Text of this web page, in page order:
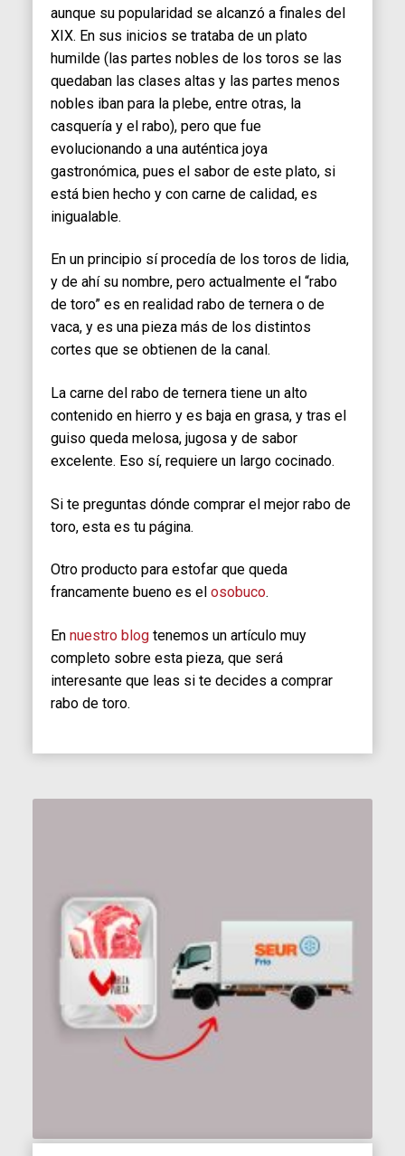
aunque su popularidad se alcanzó a finales del
XIX. En sus inicios se trataba de un plato
humilde (las partes nobles de los toros se las
quedaban las clases altas y las partes menos
nobles iban para la plebe, entre otras, la
casquería y el rabo), pero que fue
evolucionando a una auténtica joya
gastronómica, pues el sabor de este plato, si
está bien hecho y con carne de calidad, es
inigualable.
En un principio sí procedía de los toros de lidia,
y de ahí su nombre, pero actualmente el “rabo
de toro” es en realidad rabo de ternera o de
vaca, y es una pieza más de los distintos
cortes que se obtienen de la canal.
La carne del rabo de ternera tiene un alto
contenido en hierro y es baja en grasa, y tras el
guiso queda melosa, jugosa y de sabor
excelente. Eso sí, requiere un largo cocinado.
Si te preguntas dónde comprar el mejor rabo de
toro, esta es tu página.
Otro producto para estofar que queda
francamente bueno es el osobuco.
En nuestro blog tenemos un artículo muy
completo sobre esta pieza, que será
interesante que leas si te decides a comprar
rabo de toro.